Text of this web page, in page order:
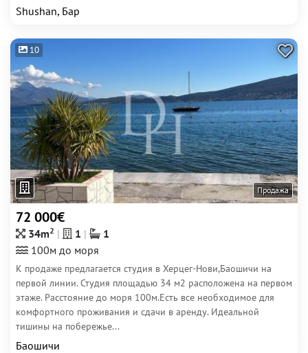
Shushan, Бар
10
Продажа
72 000€
34m2 1
1
100м до моря
К продаже предлагается студия в Херцег-Нови,Баошичи на
первой линии. Студия площадью 34 м2 расположена на первом
этаже. Расстояние до моря 100м.Есть все необходимое для
комфортного проживания и сдачи в аренду. Идеальной
тишины на побережье...
Баошичи